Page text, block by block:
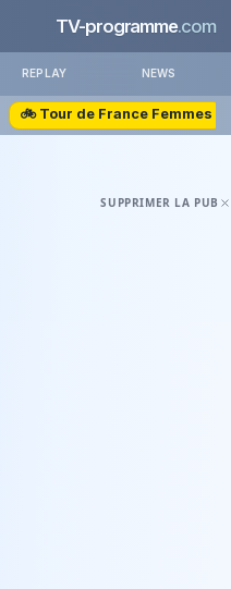
TV-programme.com
REPLAY NEWS
🚲 Tour de France Femmes
SUPPRIMER LA PUB